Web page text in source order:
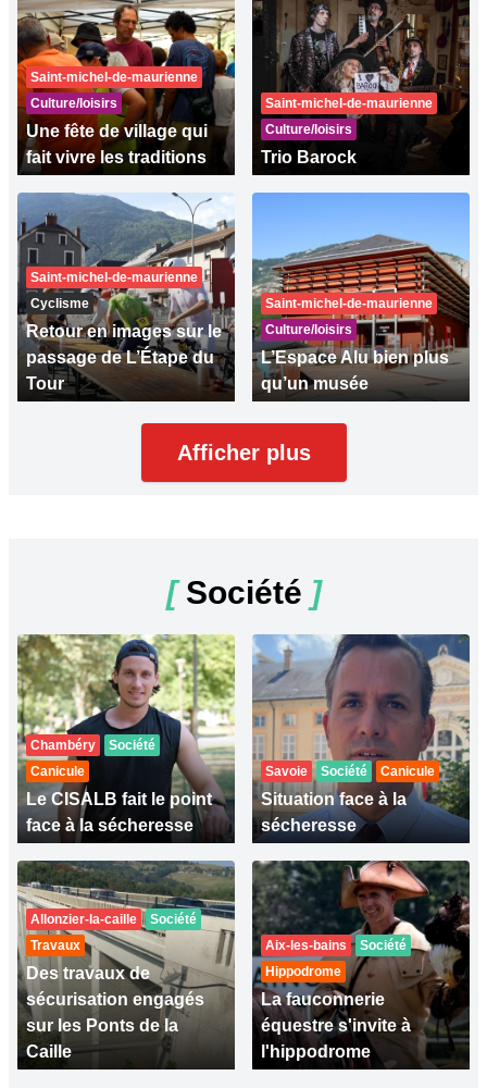
Saint-michel-de-maurienne
Culture/loisirs
Une fête de village qui
fait vivre les traditions
Saint-michel-de-maurienne
Culture/loisirs
Trio Barock
Saint-michel-de-maurienne
Cyclisme
Retour en images sur le
passage de L’Étape du
Tour
Saint-michel-de-maurienne
Culture/loisirs
L’Espace Alu bien plus
qu’un musée
Afficher plus
[Société ]
Chambéry
Société
Canicule
Le CISALB fait le point
face à la sécheresse
Savoie Société Canicule
Situation face à la
sécheresse
Allonzier-la-caille
Société
Travaux
Des travaux de
sécurisation engagés
sur les Ponts de la
Caille
Aix-les-bains
Société
Hippodrome
La fauconnerie
équestre s'invite à
l'hippodrome